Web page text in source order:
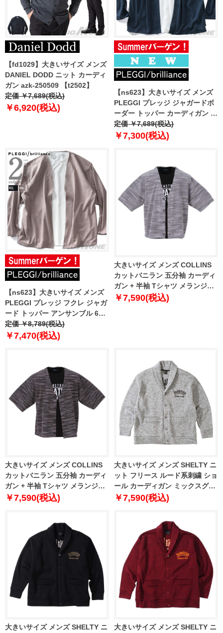
【fd1029】大きいサイズ メンズ
DANIEL DODD ニット カーディ
ガン azk-250509 【t2502】
定価 ￥7,689(税込)
￥6,920(税込)
【ns623】大きいサイズ メンズ
PLEGGI プレッジ ジャガードボ
ーダー トッパー カーディガン +
半袖 Tシャツ アンサンブル 春夏
新作 66-13280-2
定価 ￥7,689(税込)
￥7,300(税込)
【ns623】大きいサイズ メンズ
PLEGGI プレッジ フクレ ジャガ
ード トッパー アンサンブル 65-
10527-2
定価 ￥8,789(税込)
￥7,470(税込)
大きいサイズ メンズ COLLINS
カットバニラン 五分袖 カーディ
ガン + 半袖 Tシャツ メランジグ
レー × ブラック 1258-3263-1 3L
￥7,590(税込)
大きいサイズ メンズ COLLINS
カットバニラン 五分袖 カーディ
ガン + 半袖 Tシャツ メランジブ
ラック × ブラック 1258-3263-2
￥7,590(税込)
大きいサイズ メンズ SHELTY ニ
ット フリース ルード系刺繍 ショ
ール カーディガン ミックスグレ
ー 1268-3301-1 3L 4L 5L 6L
￥7,590(税込)
大きいサイズ メンズ SHELTY ニ
大きいサイズ メンズ SHELTY ニ